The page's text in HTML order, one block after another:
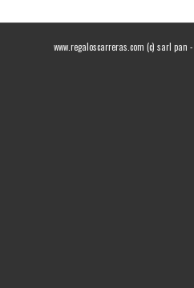
www.regaloscarreras.com (c) sarl pan -